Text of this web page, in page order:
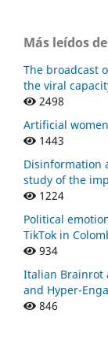
Más leídos
The broadcast
the viral
2498
Artificial
1443
Disinformation
study of the
1224
Political
TikTok in
934
Italian Brainrot
and Hyper-
846